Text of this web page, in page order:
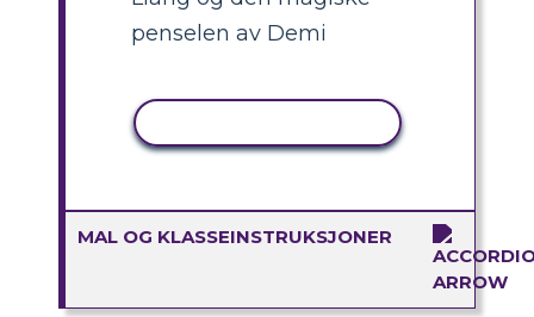
penselen av Demi
MAL OG KLASSEINSTRUKSJONER